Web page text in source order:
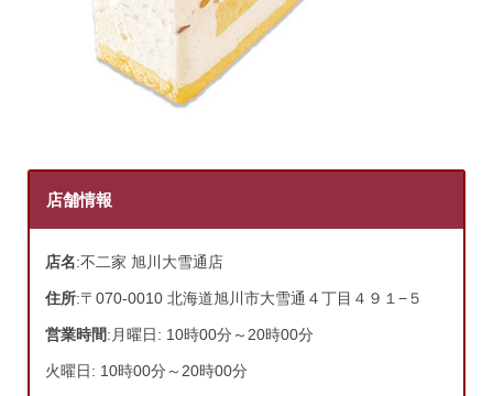
店舗情報
店名:不二家 旭川大雪通店
住所:〒070-0010 北海道旭川市大雪通４丁目４９１−５
営業時間:月曜日: 10時00分～20時00分
火曜日: 10時00分～20時00分